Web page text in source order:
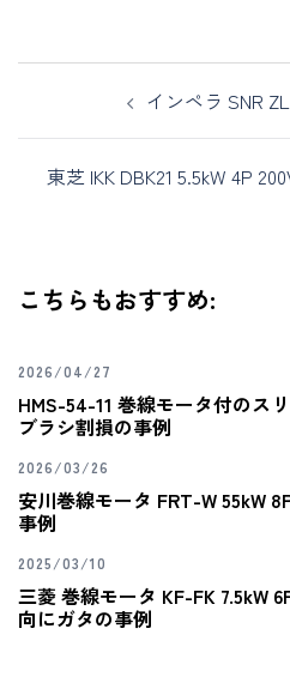
インペラ SNR
東芝 IKK DBK21 5.5kW 4P
こちらもおすすめ:
2026/04/27
HMS-54-11 巻線モータ付のス
ブラシ割損の事例
2026/03/26
安川巻線モータ FRT-W 55kW
事例
2025/03/10
三菱 巻線モータ KF-FK 7.5kW
向にガタの事例